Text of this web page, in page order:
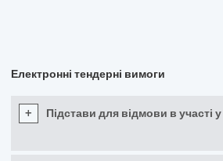
Електронні тендерні вимоги
+ Підстави для відмови в участі